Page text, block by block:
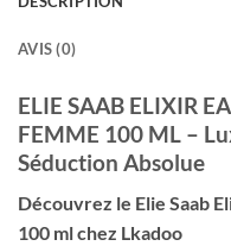
AVIS (0)
ELIE SAAB ELIXIR
FEMME 100 ML –
Séduction Absolue
Découvrez le Elie Saab
100 ml chez Lkadoo